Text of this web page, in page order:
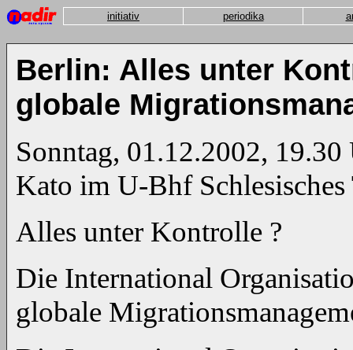
initiativ periodika
Berlin: Alles unter
globale
Sonntag, 01.12.2002, 19.30
Kato im U-Bhf
Alles unter Kontrolle ?
Die International
globale